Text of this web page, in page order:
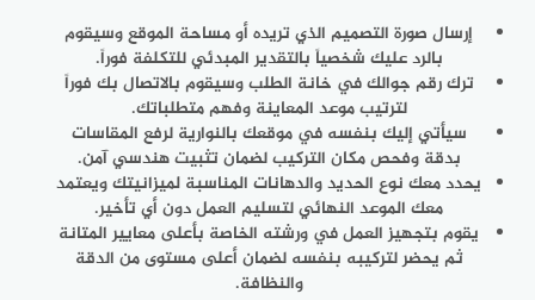
إرسال صورة التصميم الذي تريده أو مساحة الموقع وسيقوم
بالرد عليك شخصياً بالتقدير المبدئي للتكلفة فوراً.
ترك رقم جوالك في خانة الطلب وسيقوم بالاتصال بك فوراً
لترتيب موعد المعاينة وفهم متطلباتك.
سيأتي إليك بنفسه في موقعك بالنوارية لرفع المقاسات
بدقة وفحص مكان التركيب لضمان تثبيت هندسي آمن.
يحدد معك نوع الحديد والدهانات المناسبة لميزانيتك ويعتمد
معك الموعد النهائي لتسليم العمل دون أي تأخير.
يقوم بتجهيز العمل في ورشته الخاصة بأعلى معايير المتانة
ثم يحضر لتركيبه بنفسه لضمان أعلى مستوى من الدقة
والنظافة.